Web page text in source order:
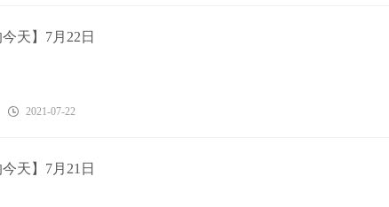
今天】7月22日
2021-07-22
今天】7月21日